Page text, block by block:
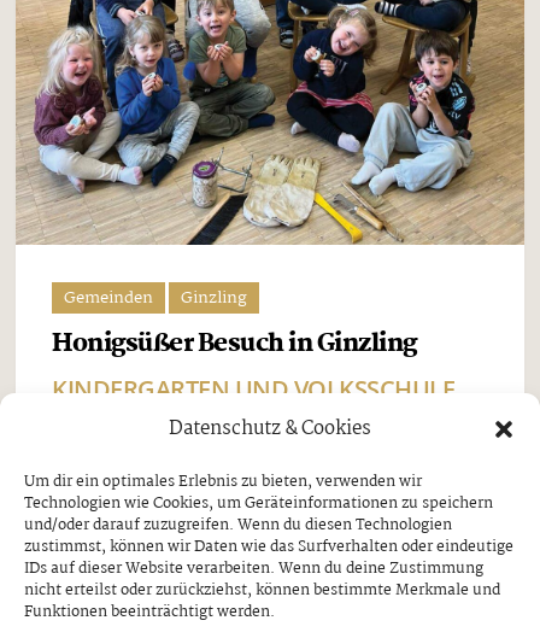
Datenschutz & Cookies
Um dir ein optimales Erlebnis zu bieten, verwenden wir
Technologien wie Cookies, um Geräteinformationen zu speichern
und/oder darauf zuzugreifen. Wenn du diesen Technologien
zustimmst, können wir Daten wie das Surfverhalten oder eindeutige
IDs auf dieser Website verarbeiten. Wenn du deine Zustimmung
nicht erteilst oder zurückziehst, können bestimmte Merkmale und
Funktionen beeinträchtigt werden.
Gemeinden Ginzling
Honigsüßer Besuch in Ginzling
KINDERGARTEN UND VOLKSSCHULE
Mittwoch, 29. April 2026
Vergangene Woche durften wir bei uns im Haus
ganz besonderen Besuch willkommen heißen:
Andrea und Karin vom Bienenzuchtverein
Finkenberg waren bei uns zu Gast und haben uns